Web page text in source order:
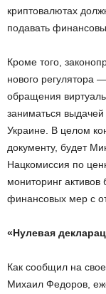
криптовалютах
подавать
Кроме того,
нового регулятора
обращения
заниматься
Украине. В целом
документу, будет
Нацкомиссия по
мониторинг активов
финансовых мер с
«Нулевая
Как сообщил на
Михаил Федоров,